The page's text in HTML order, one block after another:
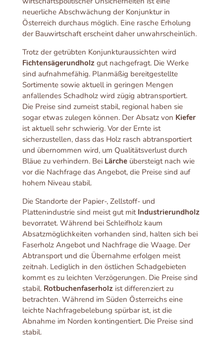
neuerliche Abschwächung der Konjunktur in
Österreich durchaus möglich. Eine rasche Erholung
der Bauwirtschaft erscheint daher unwahrscheinlich.
Trotz der getrübten Konjunkturaussichten wird
Fichtensägerundholzgut nachgefragt. Die Werke
sind aufnahmefähig. Planmäßig bereitgestellte
Sortimente sowie aktuell in geringen Mengen
anfallendes Schadholz wird zügig abtransportiert.
Die Preise sind zumeist stabil, regional haben sie
sogar etwas zulegen können. Der Absatz von Kiefer
ist aktuell sehr schwierig. Vor der Ernte ist
sicherzustellen, dass das Holz rasch abtransportiert
und übernommen wird, um Qualitätsverlust durch
Bläue zu verhindern. BeiLärcheübersteigt nach wie
vor die Nachfrage das Angebot, die Preise sind auf
hohem Niveau stabil.
Die Standorte der Papier-, Zellstoff- und
Plattenindustrie sind meist gut mit Industrierundholz
bevorratet. Während bei Schleifholz kaum
Absatzmöglichkeiten vorhanden sind, halten sich bei
Faserholz Angebot und Nachfrage die Waage. Der
Abtransport und die Übernahme erfolgen meist
zeitnah. Lediglich in den östlichen Schadgebieten
kommt es zu leichten Verzögerungen. Die Preise sind
stabil. Rotbuchenfaserholzist differenziert zu
betrachten. Während im Süden Österreichs eine
leichte Nachfragebelebung spürbar ist, ist die
Abnahme im Norden kontingentiert. Die Preise sind
stabil.